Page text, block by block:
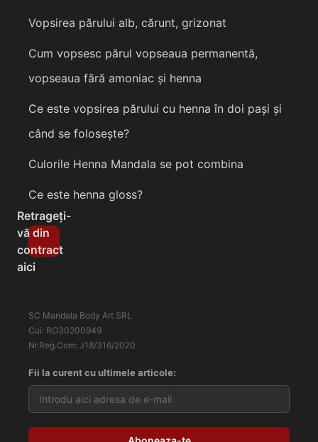
Vopsirea părului alb, cărunt, grizonat
Cum vopsesc părul vopseaua permanentă,
vopseaua fără amoniac și henna
Ce este vopsirea părului cu henna în doi pași și
când se folosește?
Culorile Henna Mandala se pot combina
Ce este henna gloss?
Retrageți-
vă din
contract
aici
SC Mandala Body Art SRL
Cui: RO30200949
Nr.Reg.Com: J18/316/2020
Fii la curent cu ultimele articole: